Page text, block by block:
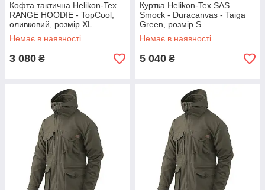
Кофта тактична Helikon-Tex
RANGE HOODIE - TopCool,
оливковий, розмір XL
Немає в наявності
3 080 ₴
Куртка Helikon-Tex SAS
Smock - Duracanvas - Taiga
Green, розмір S
Немає в наявності
5 040 ₴